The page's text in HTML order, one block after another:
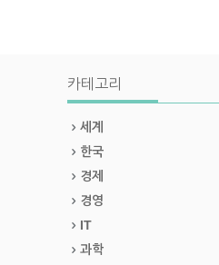
카테고리
세계
한국
경제
경영
IT
과학